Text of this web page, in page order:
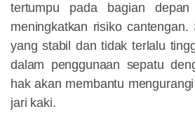
tertumpu pada bagian
meningkatkan risiko
yang stabil dan tidak terlalu
dalam penggunaan sepatu
hak akan membantu
jari kaki.